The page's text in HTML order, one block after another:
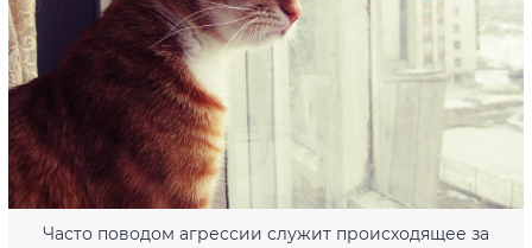
Часто поводом агрессии служит происходящее за